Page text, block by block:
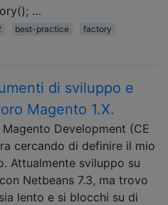
…
best-practice
factory
di sviluppo e
Magento 1.X.
Development (CE
cercando di definire il mio
Attualmente sviluppo su
Netbeans 7.3, ma trovo
lento e si blocchi su di